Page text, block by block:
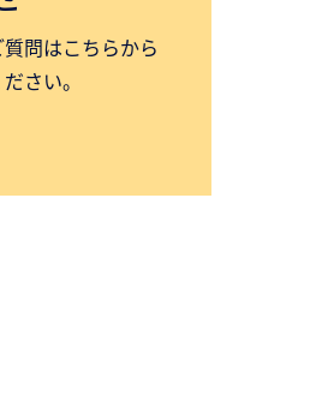
問はこちらから
さい。